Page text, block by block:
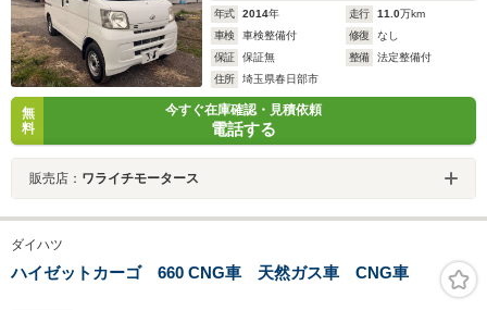
年式 2014年 走行 11.0万km
車検
車検整備付 修復
なし
保証
保証無 整備
法定整備付
住所
埼玉県春日部市
無
料
今すぐ在庫確認・見積依頼
電話する
販売店： ワライチモータース
ダイハツ
ハイゼットカーゴ 660 CNG車 天然ガス車 CNG車